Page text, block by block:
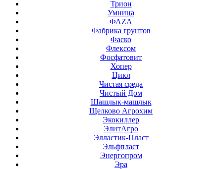
Трион
Умница
ФАZА
Фабрика грунтов
Фаско
Флексом
Фосфатовит
Хопер
Цикл
Чистая среда
Чистый Дом
Шашлык-машлык
Щелково Агрохим
Экокиллер
ЭлитАгро
Элластик-Пласт
Эльфпласт
Энергопром
Эра